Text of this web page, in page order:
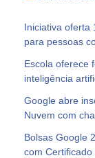
Iniciativa oferta
para pessoas
Escola oferece
inteligência
Google abre
Nuvem com
Bolsas Google
com Certificado